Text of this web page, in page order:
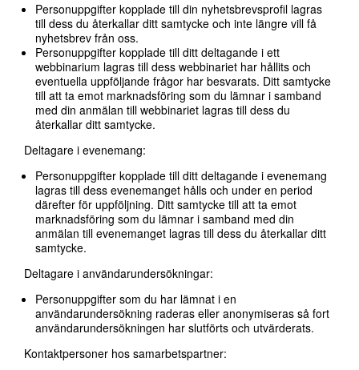
Personuppgifter kopplade till din nyhetsbrevsprofil lagras
till dess du återkallar ditt samtycke och inte längre vill få
nyhetsbrev från oss.
Personuppgifter kopplade till ditt deltagande i ett
webbinarium lagras till dess webbinariet har hållits och
eventuella uppföljande frågor har besvarats. Ditt samtycke
till att ta emot marknadsföring som du lämnar i samband
med din anmälan till webbinariet lagras till dess du
återkallar ditt samtycke.
Deltagare i evenemang:
Personuppgifter kopplade till ditt deltagande i evenemang
lagras till dess evenemanget hålls och under en period
därefter för uppföljning. Ditt samtycke till att ta emot
marknadsföring som du lämnar i samband med din
anmälan till evenemanget lagras till dess du återkallar ditt
samtycke.
Deltagare i användarundersökningar:
Personuppgifter som du har lämnat i en
användarundersökning raderas eller anonymiseras så fort
användarundersökningen har slutförts och utvärderats.
Kontaktpersoner hos samarbetspartner: